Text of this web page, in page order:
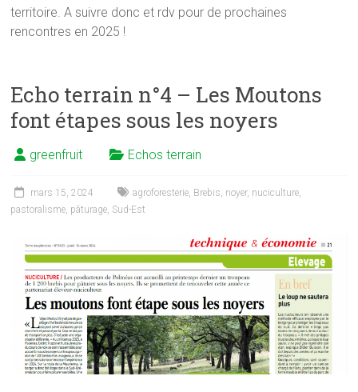
territoire. A suivre donc et rdv pour de prochaines
rencontres en 2025 !
Echo terrain n°4 – Les Moutons
font étapes sous les noyers
greenfruit Echos terrain
mars 15, 2024 agroforesterie, Brebis, noyer, nuciculture,
pastoralisme, pâturage, Sud-Est